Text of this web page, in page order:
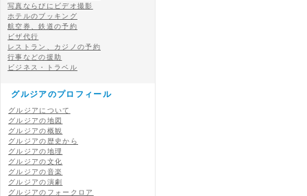
写真ならびにビデオ撮影
ホテルのブッキング
航空券、鉄道の予約
ビザ代行
レストラン、カジノの予約
行事などの援助
ビジネス・トラベル
グルジアのプロフィール
グルジアについて
グルジアの地図
グルジアの概観
グルジアの歴史から
グルジアの地理
グルジアの文化
グルジアの音楽
グルジアの演劇
グルジアのフォークロア